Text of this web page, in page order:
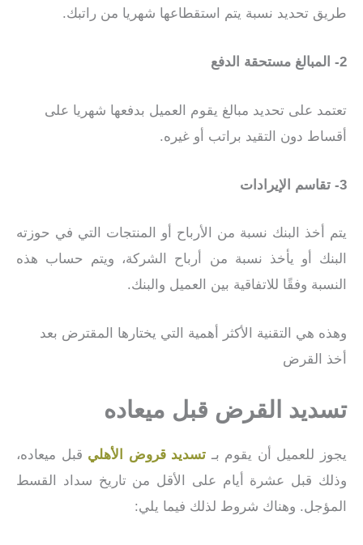
طريق تحديد نسبة يتم استقطاعها شهريا من راتبك.
2- المبالغ مستحقة الدفع
تعتمد على تحديد مبالغ يقوم العميل بدفعها شهريا على
أقساط دون التقيد براتب أو غيره.
3- تقاسم الإيرادات
يتم أخذ البنك نسبة من الأرباح أو المنتجات التي في حوزته
البنك أو يأخذ نسبة من أرباح الشركة، ويتم حساب هذه
النسبة وفقًا للاتفاقية بين العميل والبنك.
وهذه هي التقنية الأكثر أهمية التي يختارها المقترض بعد
أخذ القرض
تسديد القرض قبل ميعاده
يجوز للعميل أن يقوم بـ تسديد قروض الأهلي قبل ميعاده،
وذلك قبل عشرة أيام على الأقل من تاريخ سداد القسط
المؤجل. وهناك شروط لذلك فيما يلي: